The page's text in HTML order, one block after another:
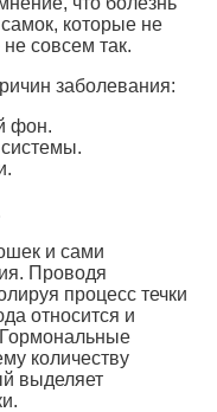
которые не
совсем так.
заболевания:
фон.
и сами
Проводя
процесс течки
относится и
количеству
выделяет